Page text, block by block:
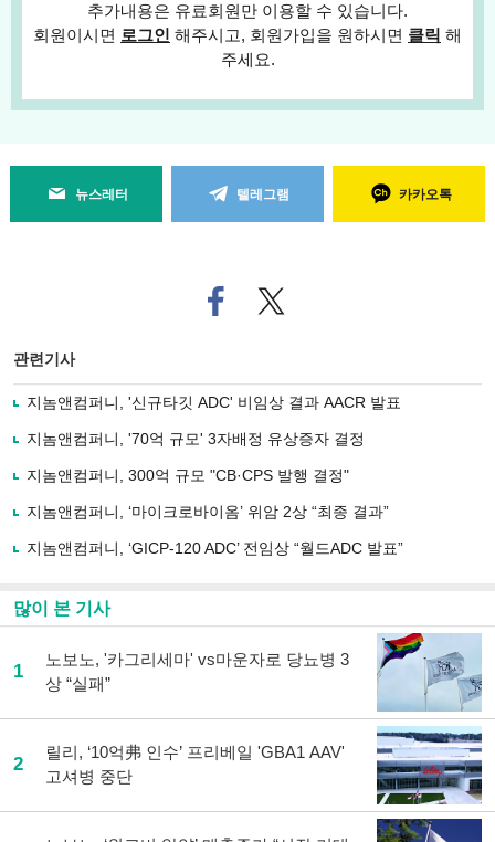
추가내용은 유료회원만 이용할 수 있습니다.
회원이시면 로그인 해주시고, 회원가입을 원하시면 클릭 해
주세요.
뉴스레터 텔레그램 카카오톡
페
이
로
사
유
기
트위
터로
관련기사
지놈앤컴퍼니, '신규타깃 ADC' 비임상 결과 AACR 발표
지놈앤컴퍼니, '70억 규모' 3자배정 유상증자 결정
지놈앤컴퍼니, 300억 규모 "CB·CPS 발행 결정"
지놈앤컴퍼니, ‘마이크로바이옴’ 위암 2상 “최종 결과”
지놈앤컴퍼니, ‘GICP-120 ADC’ 전임상 “월드ADC 발표”
많이 본 기사
1
노보노, '카그리세마' vs마운자로 당뇨병 3
상 “실패”
2
릴리, ‘10억弗 인수’ 프리베일 'GBA1 AAV'
고셔병 중단